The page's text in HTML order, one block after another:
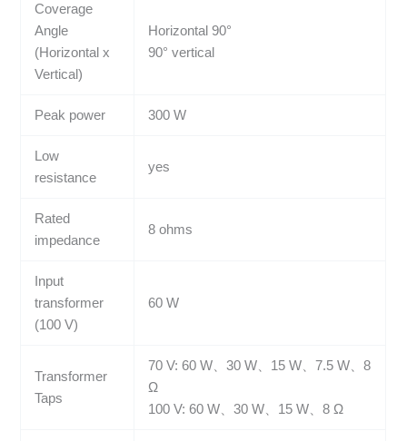
Coverage
Angle
(Horizontal x
Vertical)
Horizontal 90°
90° vertical
Peak power 300 W
Low
resistance
yes
Rated
impedance
8 ohms
Input
transformer
(100 V)
60 W
Transformer
Taps
70 V: 60 W、30 W、15 W、7.5 W、8
Ω
100 V: 60 W、30 W、15 W、8 Ω